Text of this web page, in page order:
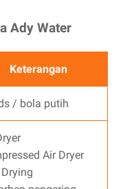
Ady Water
Keterangan
/ bola putih
Air Dryer